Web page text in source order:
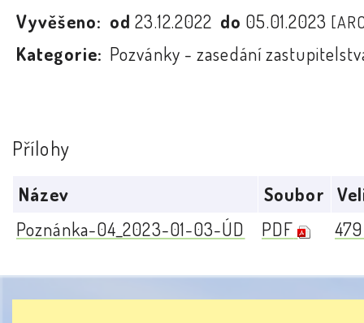
Vyvěšeno: od23.12.2022 do 05.01.2023
Kategorie: Pozvánky - zasedání
Přílohy
Název Soubor
Poznánka-04_2023-01-03-ÚD
PDF